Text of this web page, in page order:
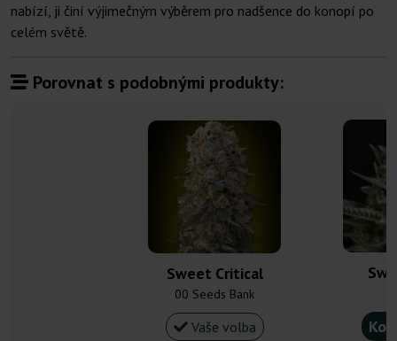
nabízí, ji činí výjimečným výběrem pro nadšence do konopí po
celém světě.
Porovnat s podobnými produkty:
Sweet Critical
00 Seeds Bank
Vaše volba